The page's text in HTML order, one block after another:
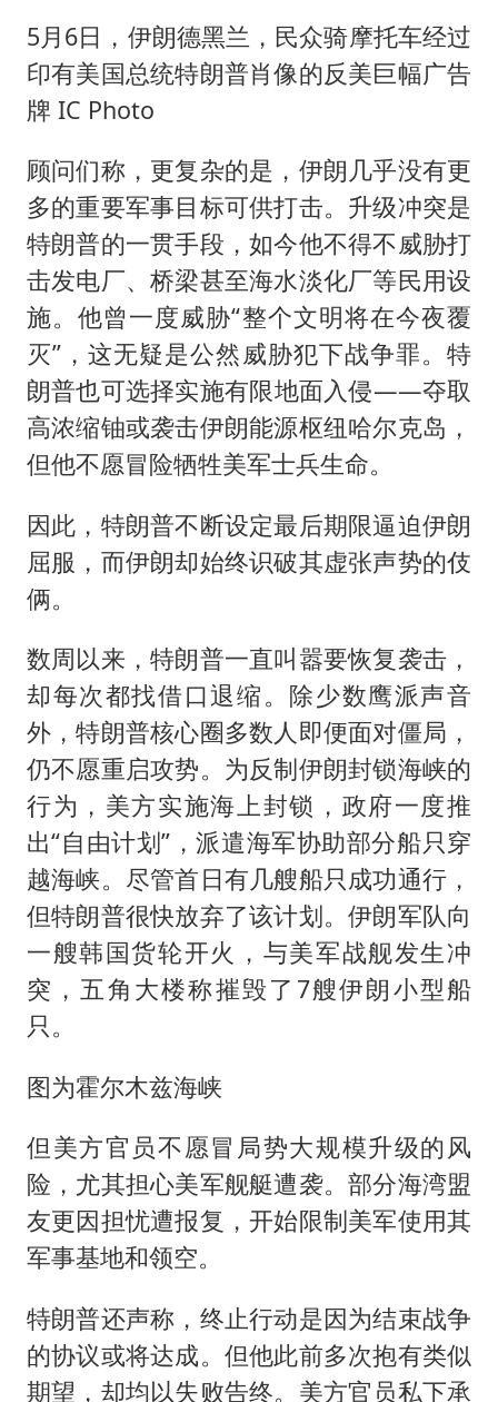
5月6日，伊朗德黑兰，民众骑摩托车经过
印有美国总统特朗普肖像的反美巨幅广告
牌 IC Photo
顾问们称，更复杂的是，伊朗几乎没有更
多的重要军事目标可供打击。升级冲突是
特朗普的一贯手段，如今他不得不威胁打
击发电厂、桥梁甚至海水淡化厂等民用设
施。他曾一度威胁“整个文明将在今夜覆
灭”，这无疑是公然威胁犯下战争罪。特
朗普也可选择实施有限地面入侵——夺取
高浓缩铀或袭击伊朗能源枢纽哈尔克岛，
但他不愿冒险牺牲美军士兵生命。
因此，特朗普不断设定最后期限逼迫伊朗
屈服，而伊朗却始终识破其虚张声势的伎
俩。
数周以来，特朗普一直叫嚣要恢复袭击，
却每次都找借口退缩。除少数鹰派声音
外，特朗普核心圈多数人即便面对僵局，
仍不愿重启攻势。为反制伊朗封锁海峡的
行为，美方实施海上封锁，政府一度推
出“自由计划”，派遣海军协助部分船只穿
越海峡。尽管首日有几艘船只成功通行，
但特朗普很快放弃了该计划。伊朗军队向
一艘韩国货轮开火，与美军战舰发生冲
突，五角大楼称摧毁了7艘伊朗小型船
只。
图为霍尔木兹海峡
但美方官员不愿冒局势大规模升级的风
险，尤其担心美军舰艇遭袭。部分海湾盟
友更因担忧遭报复，开始限制美军使用其
军事基地和领空。
特朗普还声称，终止行动是因为结束战争
的协议或将达成。但他此前多次抱有类似
期望，却均以失败告终。美方官员私下承